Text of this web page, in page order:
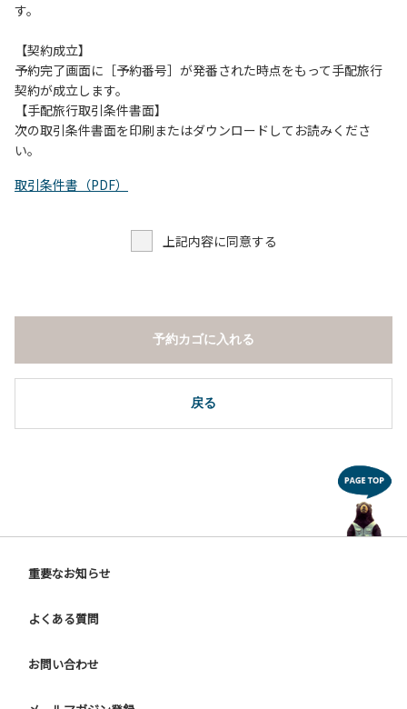
す。
【契約成立】
予約完了画面に［予約番号］が発番された時点をもって手配旅行
契約が成立します。
【手配旅行取引条件書面】
次の取引条件書面を印刷またはダウンロードしてお読みくださ
い。
取引条件書（PDF）
上記内容に同意する
戻る
予約カゴに入れる
重要なお知らせ
よくある質問
お問い合わせ